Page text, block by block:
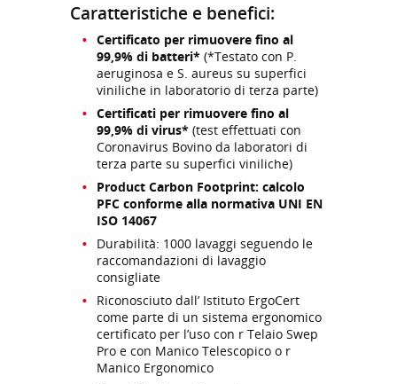
Caratteristiche e benefici:
Certificato per rimuovere fino al
99,9% di batteri* (*Testato con P.
aeruginosa e S. aureus su superfici
viniliche in laboratorio di terza parte)
Certificati per rimuovere fino al
99,9% di virus* (test effettuati con
Coronavirus Bovino da laboratori di
terza parte su superfici viniliche)
Product Carbon Footprint: calcolo
PFC conforme alla normativa UNI EN
ISO 14067
Durabilità: 1000 lavaggi seguendo le
raccomandazioni di lavaggio
consigliate
Riconosciuto dall’ Istituto ErgoCert
come parte di un sistema ergonomico
certificato per l’uso con r Telaio Swep
Pro e con Manico Telescopico o r
Manico Ergonomico